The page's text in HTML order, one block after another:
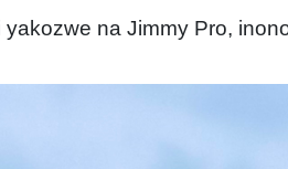
yakozwe na Jimmy Pro,